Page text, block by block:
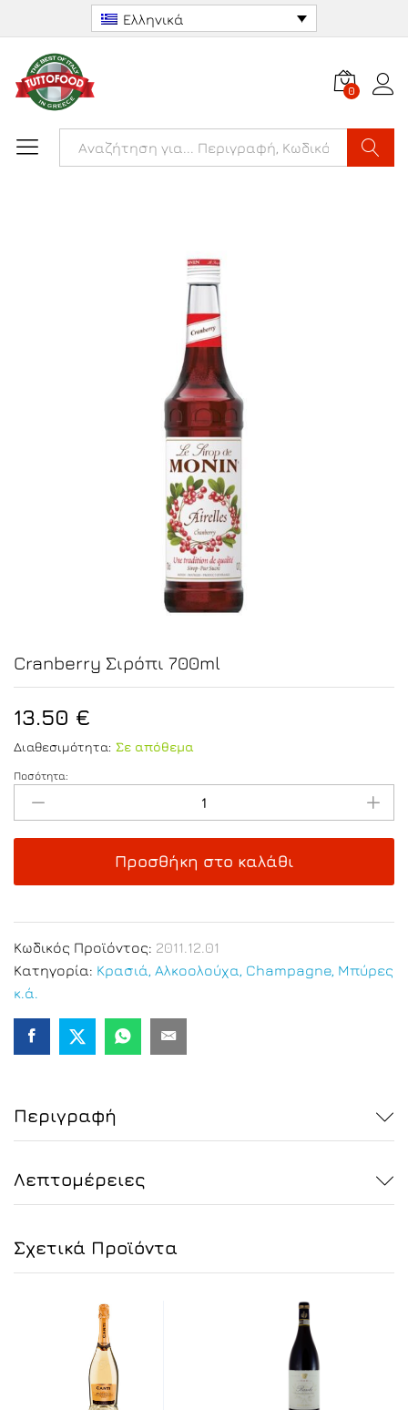
Ελληνικά
0
Cranberry Σιρόπι 700ml
13.50 €
Διαθεσιμότητα: Σε απόθεμα
Cranberry
Σιρόπι
Ποσότητα:
Προσθήκη στο καλάθι
Κωδικός Προϊόντος: 2011.12.01
Κατηγορία: Κρασιά, Αλκοολούχα, Champagne, Μπύρες
κ.ά.
Περιγραφή
Λεπτομέρειες
Σχετικά Προϊόντα